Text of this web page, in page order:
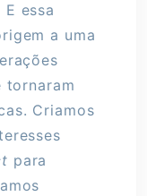
essa
a uma
tornaram
Criamos
para